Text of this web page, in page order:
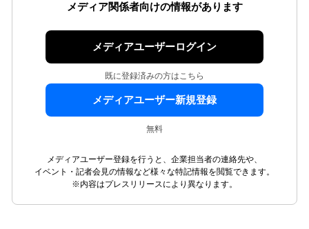
メディア関係者向けの情報があります
メディアユーザーログイン
既に登録済みの方はこちら
メディアユーザー新規登録
無料
メディアユーザー登録を行うと、企業担当者の連絡先や、
イベント・記者会見の情報など様々な特記情報を閲覧できます。
※内容はプレスリリースにより異なります。